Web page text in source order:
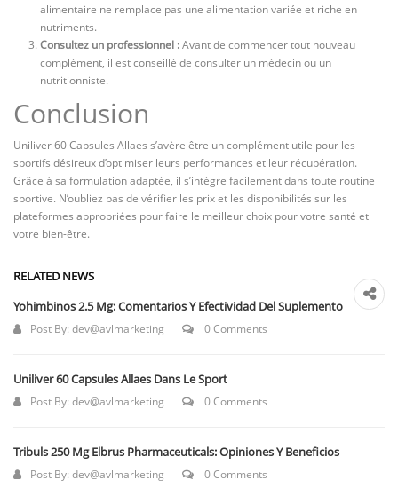
alimentaire ne remplace pas une alimentation variée et riche en
nutriments.
Consultez un professionnel :Avant de commencer tout nouveau
complément, il est conseillé de consulter un médecin ou un
nutritionniste.
Conclusion
Uniliver 60 Capsules Allaes s’avère être un complément utile pour les
sportifs désireux d’optimiser leurs performances et leur récupération.
Grâce à sa formulation adaptée, il s’intègre facilement dans toute routine
sportive. N’oubliez pas de vérifier les prix et les disponibilités sur les
plateformes appropriées pour faire le meilleur choix pour votre santé et
votre bien-être.
RELATED NEWS
Yohimbinos 2.5 Mg: Comentarios Y Efectividad Del Suplemento
Post By: dev@avlmarketing 0 Comments
Uniliver 60 Capsules Allaes Dans Le Sport
Post By: dev@avlmarketing 0 Comments
Tribuls 250 Mg Elbrus Pharmaceuticals: Opiniones Y Beneficios
Post By: dev@avlmarketing 0 Comments